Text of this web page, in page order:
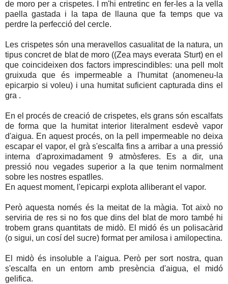
de moro per a crispetes. I m'hi entretinc en fer-les a la vella
paella gastada i la tapa de llauna que fa temps que va
perdre la perfecció del cercle.
Les crispetes són una meravellos casualitat de la natura, un
tipus concret de blat de moro ((Zea mays everata Sturt) en el
que coincideixen dos factors imprescindibles: una pell molt
gruixuda que és impermeable a l'humitat (anomeneu-la
epicarpio si voleu) i una humitat suficient capturada dins el
gra .
En el procés de creació de crispetes, els grans són escalfats
de forma que la humitat interior literalment esdevè vapor
d'aigua. En aquest procés, on la pell impermeable no deixa
escapar el vapor, el grà s'escalfa fins a arribar a una pressió
interna d'aproximadament 9 atmòsferes. Es a dir, una
pressió nou vegades superior a la que tenim normalment
sobre les nostres espatlles.
En aquest moment, l'epicarpi explota alliberant el vapor.
Però aquesta només és la meitat de la màgia. Tot això no
serviria de res si no fos que dins del blat de moro també hi
trobem grans quantitats de midò. El midó és un polisacàrid
(o sigui, un cosí del sucre) format per amilosa i amilopectina.
El midò és insoluble a l'aigua. Però per sort nostra, quan
s'escalfa en un entorn amb presència d'aigua, el midó
gelifica.